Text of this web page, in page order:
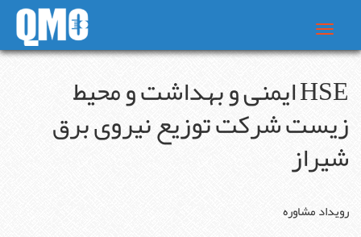
Toggle
HSE ایمنی و بهداشت و محیط
زیست شرکت توزیع نیروی برق
شیراز
رویداد مشاوره